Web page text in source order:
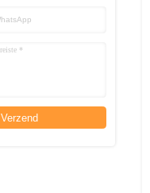
Verzend